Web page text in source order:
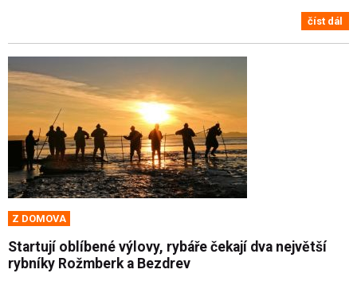
číst dál
Z DOMOVA
Startují oblíbené výlovy, rybáře čekají dva největší
rybníky Rožmberk a Bezdrev